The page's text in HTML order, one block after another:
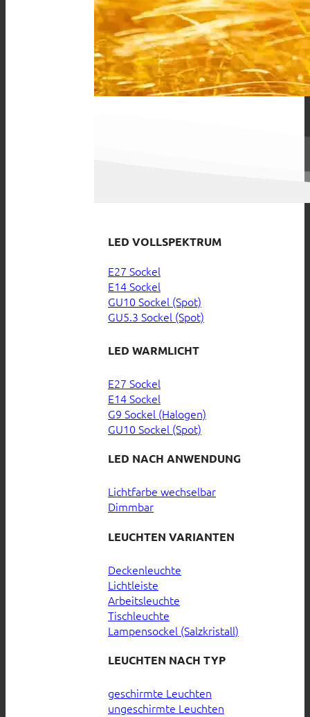
LED VOLLSPEKTRUM
E27 Sockel
E14 Sockel
GU10 Sockel (Spot)
GU5.3 Sockel (Spot)
LED WARMLICHT
E27 Sockel
E14 Sockel
G9 Sockel (Halogen)
GU10 Sockel (Spot)
LED NACH ANWENDUNG
Lichtfarbe wechselbar
Dimmbar
LEUCHTEN VARIANTEN
Deckenleuchte
Lichtleiste
Arbeitsleuchte
Tischleuchte
Lampensockel (Salzkristall)
LEUCHTEN NACH TYP
geschirmte Leuchten
ungeschirmte Leuchten